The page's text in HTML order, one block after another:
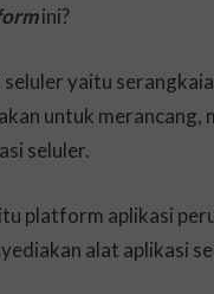
ini?
yaitu
untuk merancang,
seluler.
platform aplikasi
alat aplikasi